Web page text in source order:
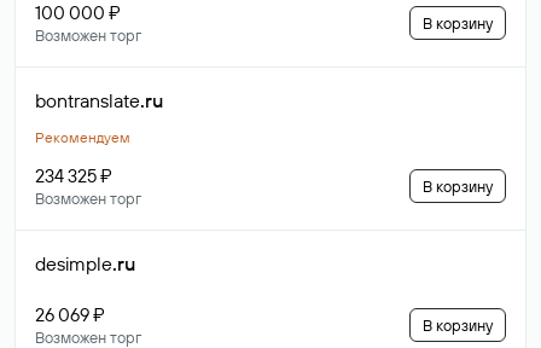
100 000 ₽
Возможен торг
В корзину
bontranslate.ru
Рекомендуем
234 325 ₽
Возможен торг
В корзину
desimple.ru
26 069 ₽
Возможен торг
В корзину